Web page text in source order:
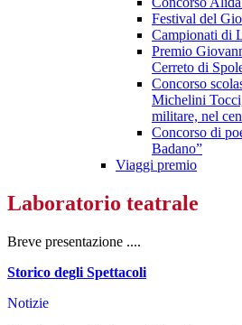
Festival del
Campionati di
Premio
Cerreto di
Concorso
Michelini
militare, nel
Concorso di
Badano”
Viaggi premio
Laboratorio teatrale
Breve presentazione ....
Storico degli Spettacoli
Notizie